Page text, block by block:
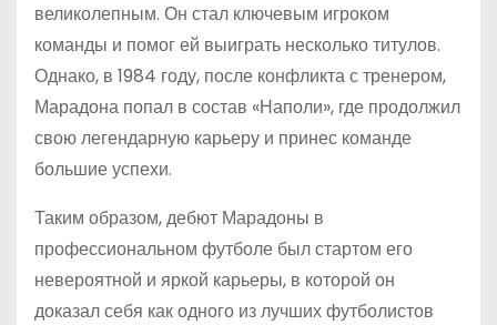
великолепным. Он стал ключевым игроком
команды и помог ей выиграть несколько титулов.
Однако, в 1984 году, после конфликта с тренером,
Марадона попал в состав «Наполи», где продолжил
свою легендарную карьеру и принес команде
большие успехи.
Таким образом, дебют Марадоны в
профессиональном футболе был стартом его
невероятной и яркой карьеры, в которой он
доказал себя как одного из лучших футболистов